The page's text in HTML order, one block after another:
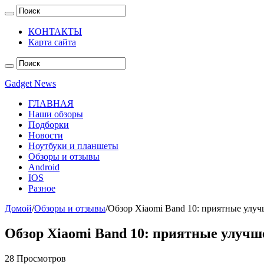
КОНТАКТЫ
Карта сайта
Gadget News
ГЛАВНАЯ
Наши обзоры
Подборки
Новости
Ноутбуки и планшеты
Обзоры и отзывы
Android
IOS
Разное
Домой/Обзоры и отзывы/Обзор Xiaomi Band 10: приятные
Обзор Xiaomi Band 10: приятные
28 Просмотров